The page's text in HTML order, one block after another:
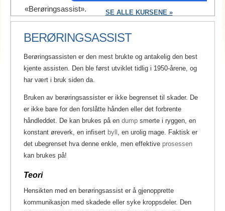
SE ALLE KURSENE »
«Berøringsassist».
BERØRINGSASSIST
Berøringsassisten er den mest brukte og antakelig den best
kjente assisten. Den ble først utviklet tidlig i 1950-årene, og
har vært i bruk siden da.
Bruken av berøringsassister er ikke begrenset til skader. De
er ikke bare for den forslåtte hånden eller det forbrente
håndleddet. De kan brukes på en dump smerte i ryggen, en
konstant øreverk, en infisert byll , en urolig mage. Faktisk er
det ubegrenset hva denne enkle, men effektive prosessen
kan brukes på!
Teori
Hensikten med en berøringsassist er å gjenopprette
kommunikasjon med skadede eller syke kroppsdeler. Den